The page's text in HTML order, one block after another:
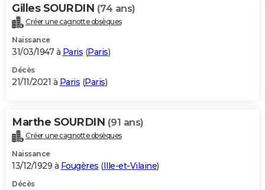
Gilles SOURDIN (74 ans)
Créer une cagnotte obsèques
Naissance
31/03/1947 à Paris (Paris)
Décès
21/11/2021 à Paris (Paris)
Marthe SOURDIN (91 ans)
Créer une cagnotte obsèques
Naissance
13/12/1929 à Fougères (Ille-et-Vilaine)
Décès